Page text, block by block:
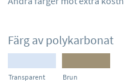
Färg av polykarbonat
Transparent Brun